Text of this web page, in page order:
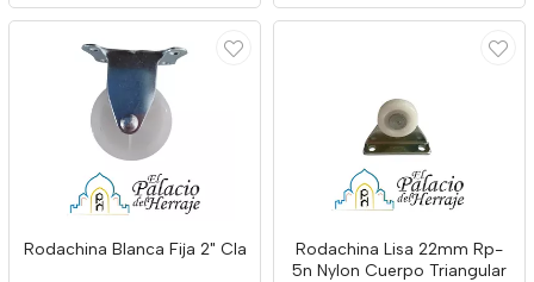
Rodachina Blanca Fija 2" Cla
Rodachina Lisa 22mm Rp-
5n Nylon Cuerpo Triangular